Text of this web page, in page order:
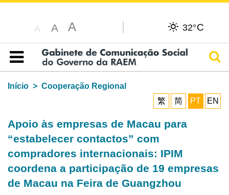
A A A 32°C
Índice
Início
Cooperação Regional
繁
简 PT EN
Apoio às empresas de Macau para
“estabelecer contactos” com
compradores internacionais: IPIM
coordena a participação de 19 empresas
de Macau na Feira de Guangzhou